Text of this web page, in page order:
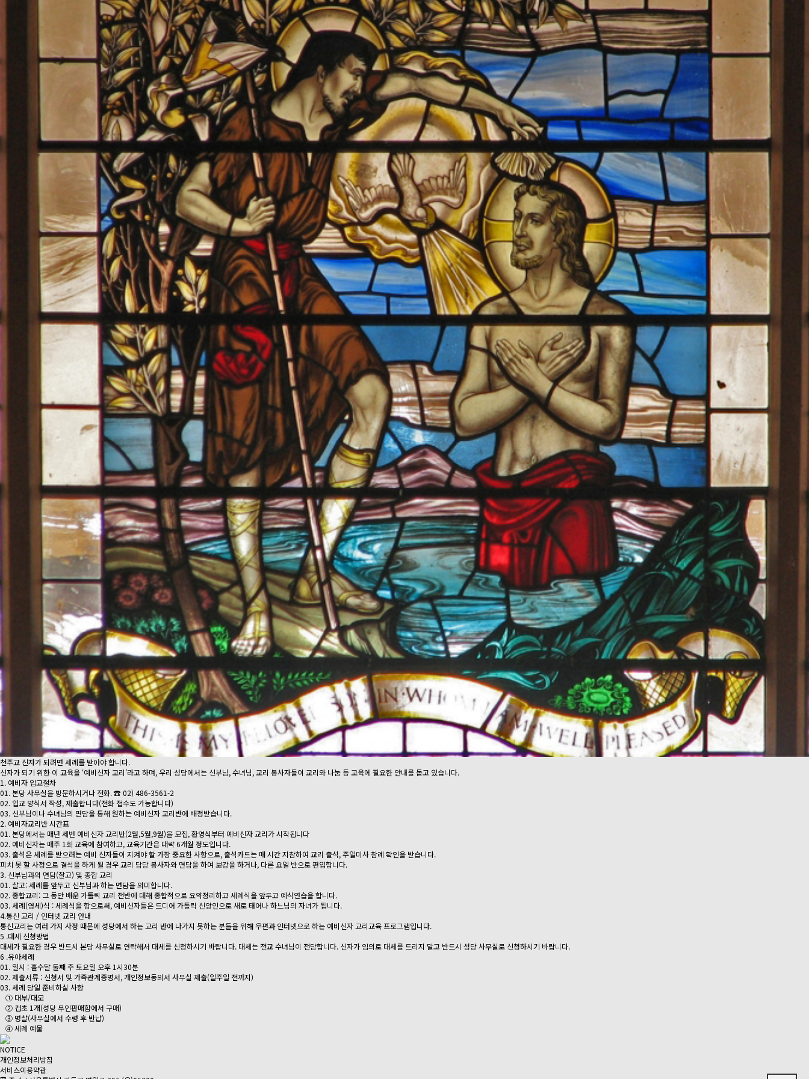
천주교 신자가 되려면 세례를 받아야 합니다.
신자가 되기 위한 이 교육을 ‘예비신자 교리’라고 하며, 우리 성당에서는 신부님, 수녀님, 교리 봉사자들이 교리와 나눔 등 교육에 필요한 안내를 돕고 있습니다.
1. 예비자 입교절차
01. 본당 사무실을 방문하시거나 전화. ☎ 02) 486-3561-2
02. 입교 양식서 작성, 제출합니다(전화 접수도 가능합니다)
03. 신부님이나 수녀님의 면담을 통해 원하는 예비신자 교리반에 배정받습니다.
2. 예비자교리반 시간표
01. 본당에서는 매년 세번 예비신자 교리반(2월,5월,9월)을 모집, 환영식부터 예비신자 교리가 시작됩니다
02. 예비신자는 매주 1회 교육에 참여하고, 교육기간은 대략 6개월 정도입니다.
03. 출석은 세례를 받으려는 예비 신자들이 지켜야 할 가장 중요한 사항으로, 출석카드는 매 시간 지참하여 교리 출석, 주일미사 참례 확인을 받습니다.
피치 못 할 사정으로 결석을 하게 될 경우 교리 담당 봉사자와 면담을 하여 보강을 하거나, 다른 요일 반으로 편입합니다.
3. 신부님과의 면담(찰고) 및 종합 교리
01. 찰고: 세례를 앞두고 신부님과 하는 면담을 의미합니다.
02. 종합교리: 그 동안 배운 가톨릭 교리 전반에 대해 종합적으로 요약정리하고 세례식을 앞두고 예식연습을 합니다.
03. 세례(영세)식 : 세례식을 함으로써, 예비신자들은 드디어 가톨릭 신앙인으로 새로 태어나 하느님의 자녀가 됩니다.
4.통신 교리 / 인터넷 교리 안내
통신교리는 여러 가지 사정 때문에 성당에서 하는 교리 반에 나가지 못하는 분들을 위해 우편과 인터넷으로 하는 예비신자 교리교육 프로그램입니다.
5 .대세 신청방법
대세가 필요한 경우 반드시 본당 사무실로 연락해서 대세를 신청하시기 바랍니다. 대세는 전교 수녀님이 전담합니다. 신자가 임의로 대세를 드리지 말고 반드시 성당 사무실로 신청하시기 바랍니다.
6 .유아세례
01. 일시 : 홀수달 둘째 주 토요일 오후 1시30분
02. 제출서류 : 신청서 및 가족관계증명서, 개인정보동의서 사무실 제출(일주일 전까지)
03. 세례 당일 준비하실 사항
① 대부/대모
② 컵초 1개(성당 무인판매함에서 구매)
③ 명찰(사무실에서 수령 후 반납)
④ 세례 예물
NOTICE
개인정보처리방침
서비스이용약관